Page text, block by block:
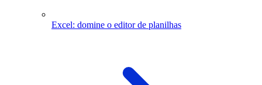
Excel: domine o editor de planilhas